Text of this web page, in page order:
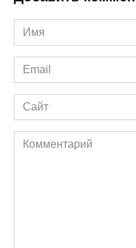
Имя
*
Email
*
Сайт
Комментарий